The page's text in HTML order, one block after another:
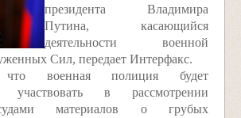
президента Владимира
Путина, касающийся
деятельности военной
Сил, передает Интерфакс.
что военная полиция будет
участвовать в рассмотрении
материалов о грубых